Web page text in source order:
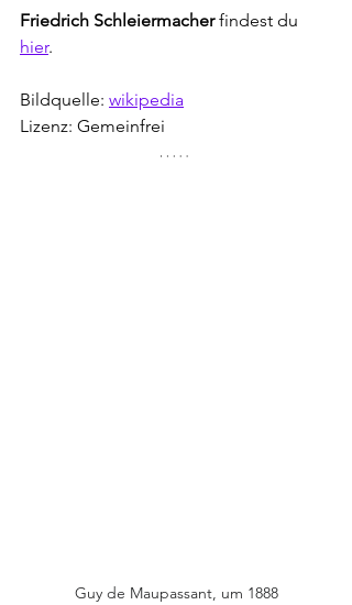
Friedrich Schleiermacher findest du
hier.
Bildquelle: wikipedia
Lizenz: Gemeinfrei
Guy de Maupassant, um 1888